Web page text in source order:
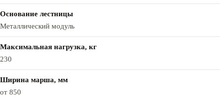
Основание лестницы
Металлический модуль
Максимальная нагрузка, кг
230
Ширина марша, мм
от 850